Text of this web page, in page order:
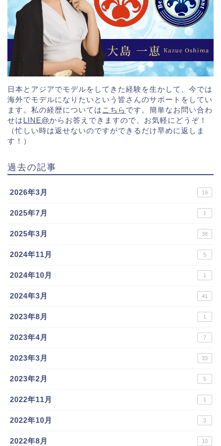
日本とアジアでモデルをしてきた経験を生かして、今では
海外でモデルになりたいという皆さんのサポートをしてい
ます。私の経歴については こちら です。簡単なお問い合わ
せはLINE@からお答えできますので、お気軽にどうぞ！
（忙しい時は返せないのですができるだけ早めに返しま
す！）
過去の記事
2026年3月 19
2025年7月 1
2025年3月 38
2024年11月 5
2024年10月 1
2024年3月 41
2023年8月 1
2023年4月 7
2023年3月 33
2023年2月 5
2022年11月 1
2022年10月 3
2022年8月 10